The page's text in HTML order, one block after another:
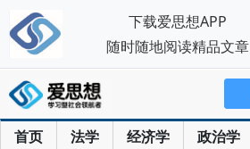
首页 法学 经济学 政治学
下载爱思想APP
随时随地阅读精品文章